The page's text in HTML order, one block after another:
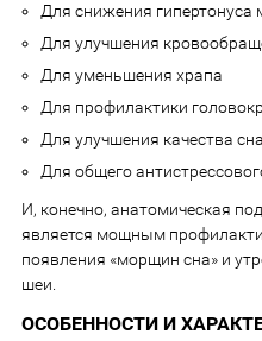
Для снижения
Для улучшения
Для уменьшения храпа
Для профилактики
Для улучшения качества сна
Для общего
И, конечно, анатомическая
является мощным
появления «морщин сна» и
шеи.
ОСОБЕННОСТИ И